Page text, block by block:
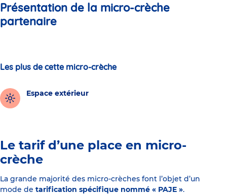
Présentation de la micro-crèche
partenaire
Les plus de cette micro-crèche
Espace extérieur
Le tarif d’une place en micro-
crèche
La grande majorité des micro-crèches font l’objet d’un
mode de tarification spécifique nommé « PAJE ».